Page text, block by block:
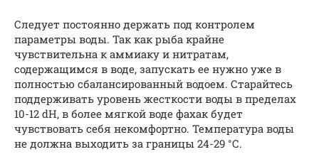
Следует постоянно держать под контролем
параметры воды. Так как рыба крайне
чувствительна к аммиаку и нитратам,
содержащимся в воде, запускать ее нужно уже в
полностью сбалансированный водоем. Старайтесь
поддерживать уровень жесткости воды в пределах
10-12 dH, в более мягкой воде фахак будет
чувствовать себя некомфортно. Температура воды
не должна выходить за границы 24-29 °С.